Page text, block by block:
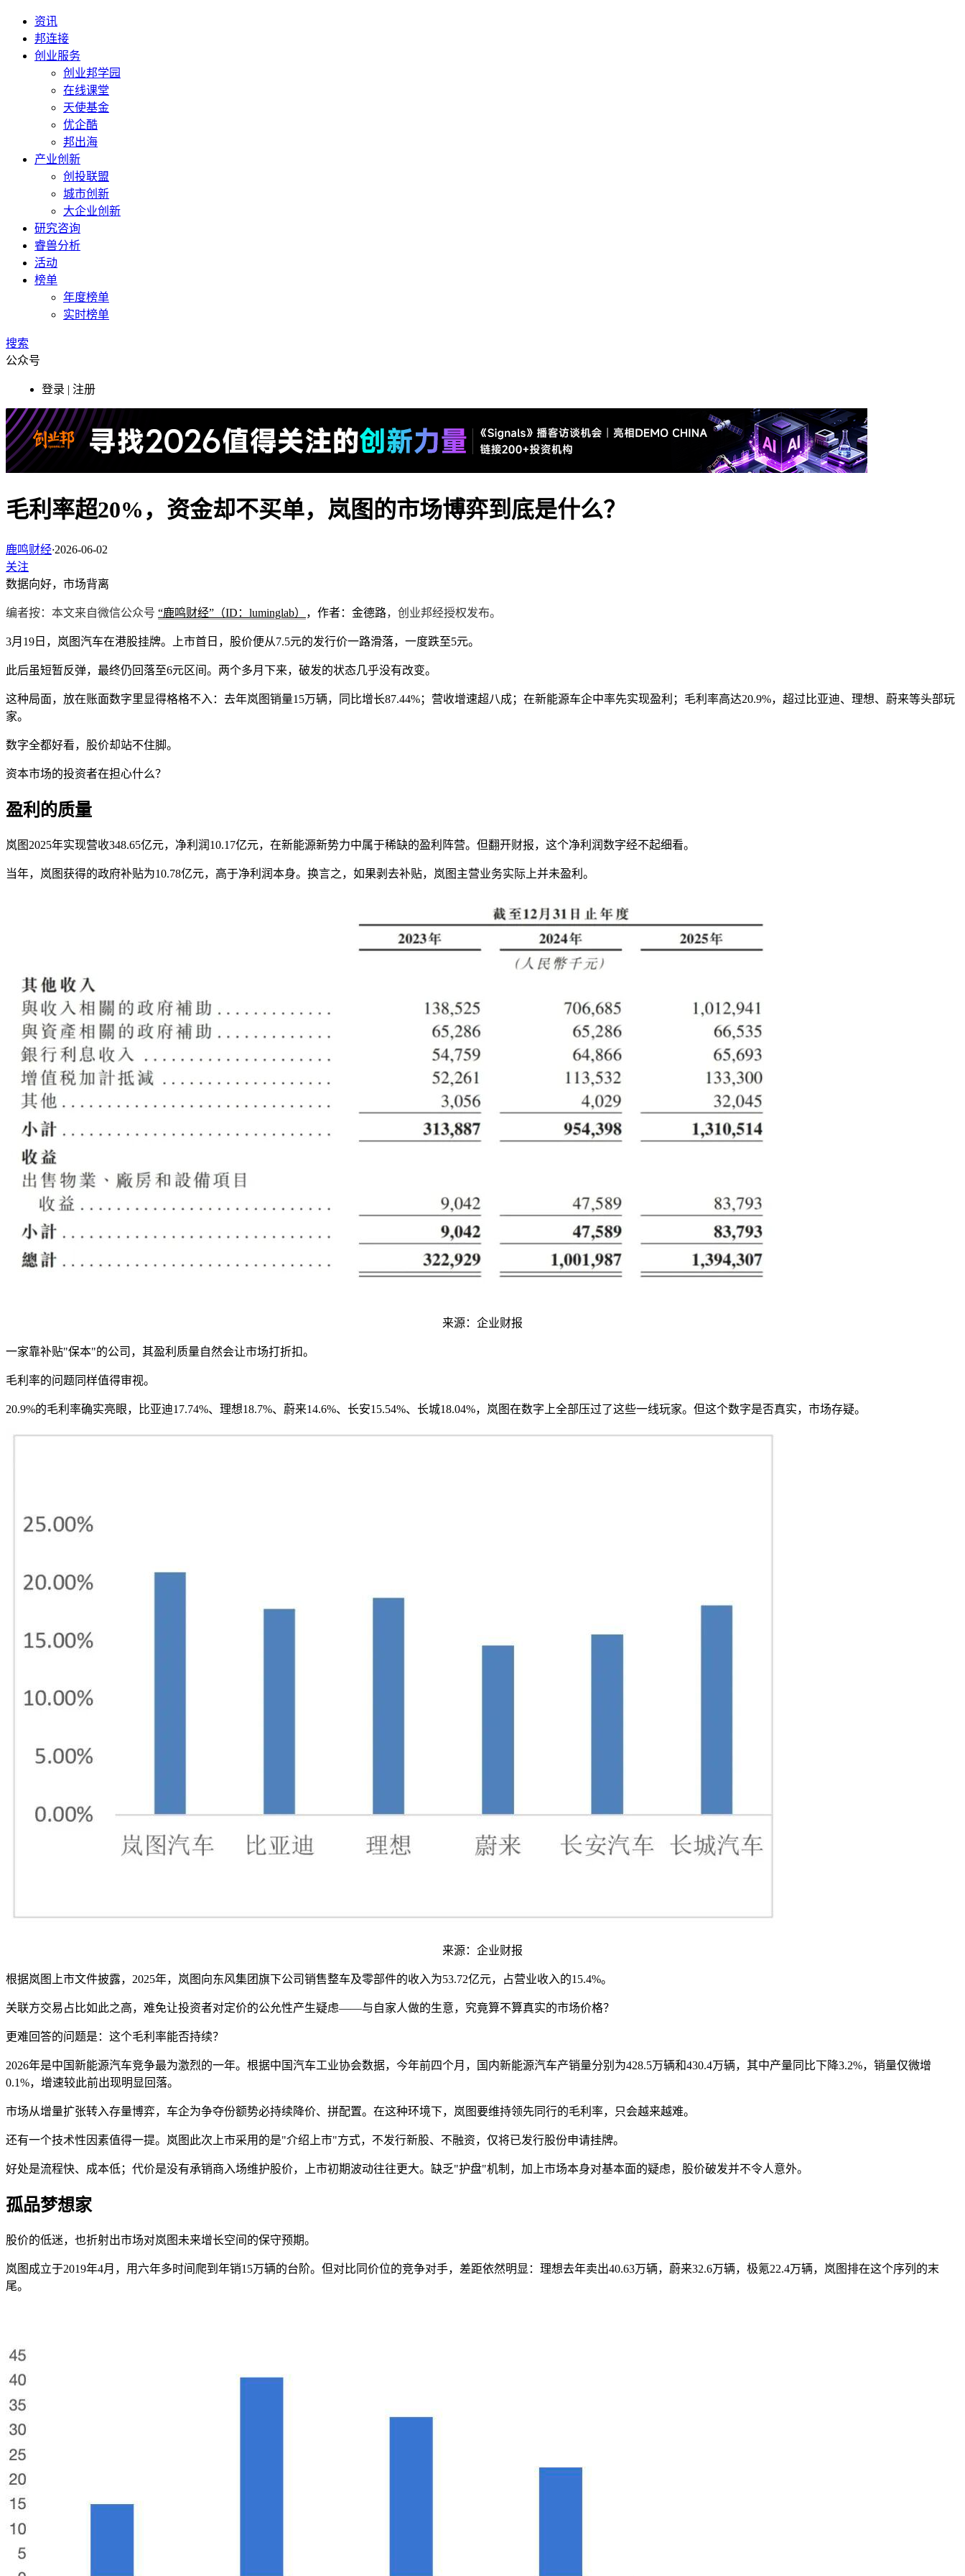
资讯
邦连接
创业服务
创业邦学园
在线课堂
天使基金
优企酷
邦出海
产业创新
创投联盟
城市创新
大企业创新
研究咨询
睿兽分析
活动
榜单
年度榜单
实时榜单
搜索
公众号
登录 | 注册
毛利率超20%，资金却不买单，岚图的市场博弈到底是什么？
鹿鸣财经·2026-06-02
关注
数据向好，市场背离
编者按：本文来自微信公众号 “鹿鸣财经”（ID：luminglab） ，作者：金德路，创业邦经授权发布。
3月19日，岚图汽车在港股挂牌。上市首日，股价便从7.5元的发行价一路滑落，一度跌至5元。
此后虽短暂反弹，最终仍回落至6元区间。两个多月下来，破发的状态几乎没有改变。
这种局面，放在账面数字里显得格格不入：去年岚图销量15万辆，同比增长87.44%；营收增速超八成；在新能源车企中率先实现盈利；毛利率高达20.9%，超过比亚迪、理想、蔚来等头部玩
家。
数字全都好看，股价却站不住脚。
资本市场的投资者在担心什么？
盈利的质量
岚图2025年实现营收348.65亿元，净利润10.17亿元，在新能源新势力中属于稀缺的盈利阵营。但翻开财报，这个净利润数字经不起细看。
当年，岚图获得的政府补贴为10.78亿元，高于净利润本身。换言之，如果剥去补贴，岚图主营业务实际上并未盈利。
来源：企业财报
一家靠补贴"保本"的公司，其盈利质量自然会让市场打折扣。
毛利率的问题同样值得审视。
20.9%的毛利率确实亮眼，比亚迪17.74%、理想18.7%、蔚来14.6%、长安15.54%、长城18.04%，岚图在数字上全部压过了这些一线玩家。但这个数字是否真实，市场存疑。
来源：企业财报
根据岚图上市文件披露，2025年，岚图向东风集团旗下公司销售整车及零部件的收入为53.72亿元，占营业收入的15.4%。
关联方交易占比如此之高，难免让投资者对定价的公允性产生疑虑——与自家人做的生意，究竟算不算真实的市场价格？
更难回答的问题是：这个毛利率能否持续？
2026年是中国新能源汽车竞争最为激烈的一年。根据中国汽车工业协会数据，今年前四个月，国内新能源汽车产销量分别为428.5万辆和430.4万辆，其中产量同比下降3.2%，销量仅微增
0.1%，增速较此前出现明显回落。
市场从增量扩张转入存量博弈，车企为争夺份额势必持续降价、拼配置。在这种环境下，岚图要维持领先同行的毛利率，只会越来越难。
还有一个技术性因素值得一提。岚图此次上市采用的是"介绍上市"方式，不发行新股、不融资，仅将已发行股份申请挂牌。
好处是流程快、成本低；代价是没有承销商入场维护股价，上市初期波动往往更大。缺乏"护盘"机制，加上市场本身对基本面的疑虑，股价破发并不令人意外。
孤品梦想家
股价的低迷，也折射出市场对岚图未来增长空间的保守预期。
岚图成立于2019年4月，用六年多时间爬到年销15万辆的台阶。但对比同价位的竞争对手，差距依然明显：理想去年卖出40.63万辆，蔚来32.6万辆，极氪22.4万辆，岚图排在这个序列的末
尾。